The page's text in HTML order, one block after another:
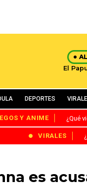
El
DEPORTES
Y ANIME ¿Qué
VIRALES
es